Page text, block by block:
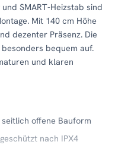
SMART-Heizstab sind
Mit 140 cm Höhe
dezenter Präsenz. Die
bequem auf.
und klaren
offene Bauform
nach IPX4